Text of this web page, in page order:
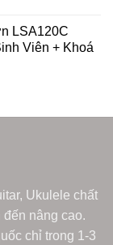
LSA120C
Viên + Khoá
Ukulele chất
nâng cao.
chỉ trong 1-3